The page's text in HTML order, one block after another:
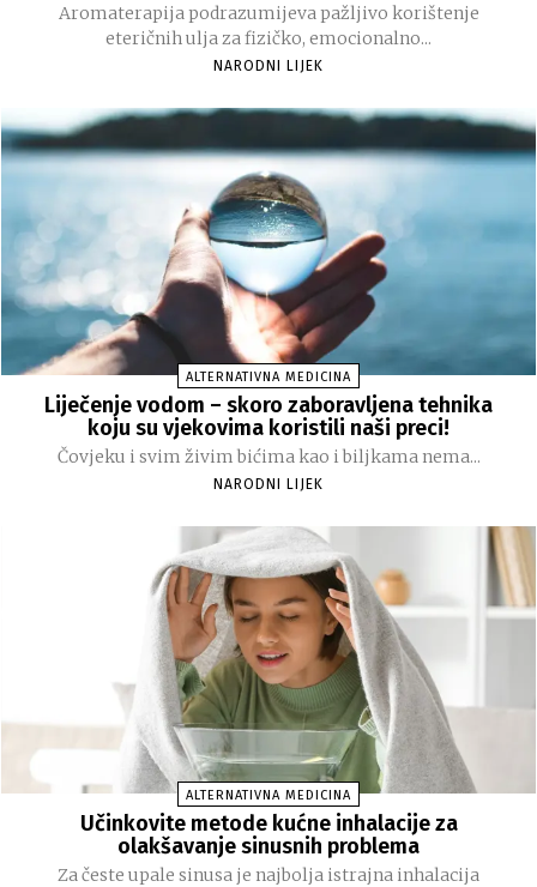
Aromaterapija podrazumijeva pažljivo korištenje
eteričnih ulja za fizičko, emocionalno...
NARODNI LIJEK
ALTERNATIVNA MEDICINA
Liječenje vodom – skoro zaboravljena tehnika
koju su vjekovima koristili naši preci!
Čovjeku i svim živim bićima kao i biljkama nema...
NARODNI LIJEK
ALTERNATIVNA MEDICINA
Učinkovite metode kućne inhalacije za
olakšavanje sinusnih problema
Za česte upale sinusa je najbolja istrajna inhalacija